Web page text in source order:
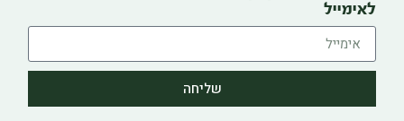
לאימייל
שליחה